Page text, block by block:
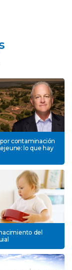
contaminación
lo que hay
del